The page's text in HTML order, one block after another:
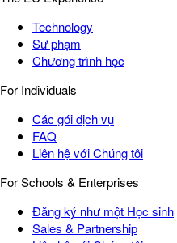
Technology
Sư phạm
Chương trình học
For Individuals
Các gói dịch vụ
FAQ
Liên hệ với Chúng tôi
For Schools & Enterprises
Đăng ký như một Học sinh
Sales & Partnership